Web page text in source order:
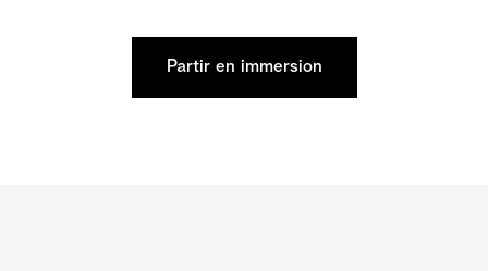
Partir en immersion